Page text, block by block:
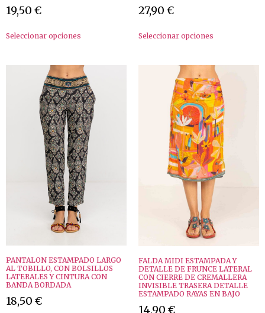
19,50 €
Seleccionar opciones
27,90 €
Seleccionar opciones
PANTALON ESTAMPADO LARGO
AL TOBILLO, CON BOLSILLOS
LATERALES Y CINTURA CON
BANDA BORDADA
18,50 €
FALDA MIDI ESTAMPADA Y
DETALLE DE FRUNCE LATERAL
CON CIERRE DE CREMALLERA
INVISIBLE TRASERA DETALLE
ESTAMPADO RAYAS EN BAJO
14,90 €